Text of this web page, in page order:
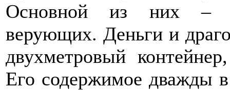
Основной из них –
верующих. Деньги и
двухметровый
Его содержимое дважды